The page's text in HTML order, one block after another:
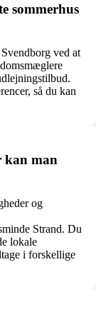
sommerhus
ved at
så du kan
kan man
og
Strand. Du
lokale
i forskellige